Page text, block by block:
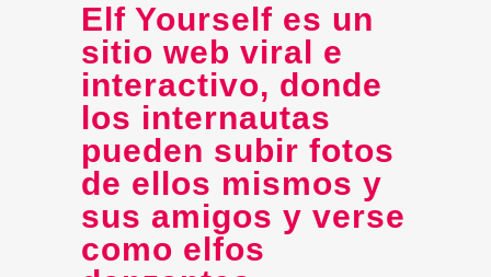
Elf Yourself es un
sitio web viral e
interactivo, donde
los internautas
pueden subir fotos
de ellos mismos y
sus amigos y verse
como elfos